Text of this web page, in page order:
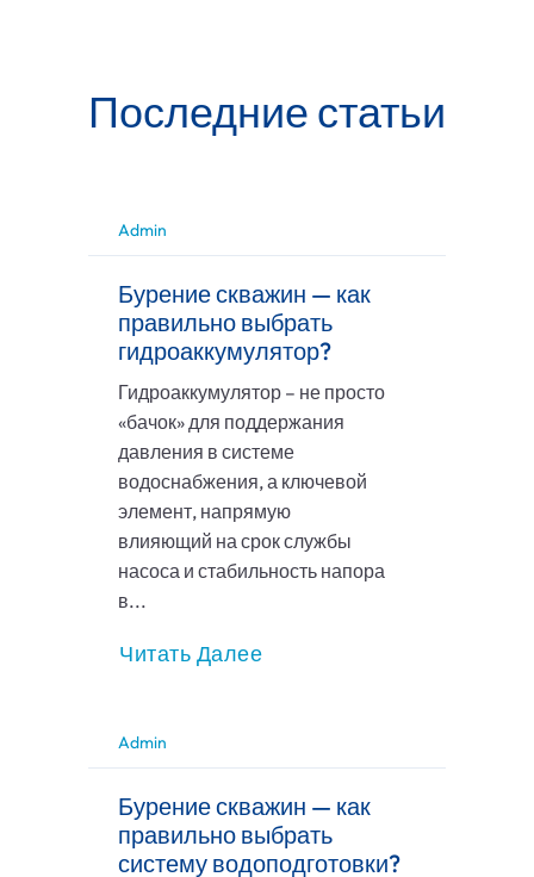
Последние статьи
Admin
Бурение скважин — как
правильно выбрать
гидроаккумулятор?
Гидроаккумулятор – не просто
«бачок» для поддержания
давления в системе
водоснабжения, а ключевой
элемент, напрямую
влияющий на срок службы
насоса и стабильность напора
в...
Читать Далее
Admin
Бурение скважин — как
правильно выбрать
систему водоподготовки?